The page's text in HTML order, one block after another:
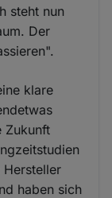
steht nun
Der
klare
Zukunft
haben sich